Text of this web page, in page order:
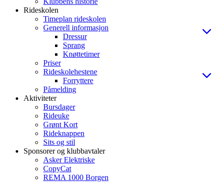
Rideskolen
Timeplan rideskolen
Generell informasjon
Dressur
Sprang
Knøttetimer
Priser
Rideskolehestene
Forryttere
Påmelding
Aktiviteter
Bursdager
Rideuke
Grønt Kort
Rideknappen
Sits og stil
Sponsorer og klubbavtaler
Asker Elektriske
CopyCat
REMA 1000 Borgen